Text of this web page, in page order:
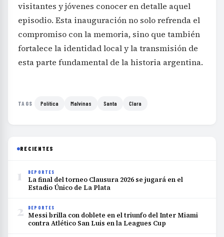
visitantes y jóvenes conocer en detalle aquel
episodio. Esta inauguración no solo refrenda el
compromiso con la memoria, sino que también
fortalece la identidad local y la transmisión de
esta parte fundamental de la historia argentina.
TAGS Política Malvinas Santa Clara
RECIENTES
1 DEPORTES
La final del torneo Clausura 2026 se jugará en el
Estadio Único de La Plata
2 DEPORTES
Messi brilla con doblete en el triunfo del Inter Miami
contra Atlético San Luis en la Leagues Cup